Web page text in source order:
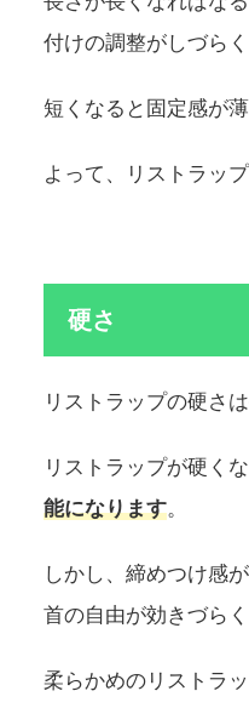
付けの調整がしづらく
短くなると固定感が
よって、リストラッ
硬さ
リストラップの硬さ
リストラップが硬くな
能になります。
しかし、締めつけ感
首の自由が効きづら
柔らかめのリストラ